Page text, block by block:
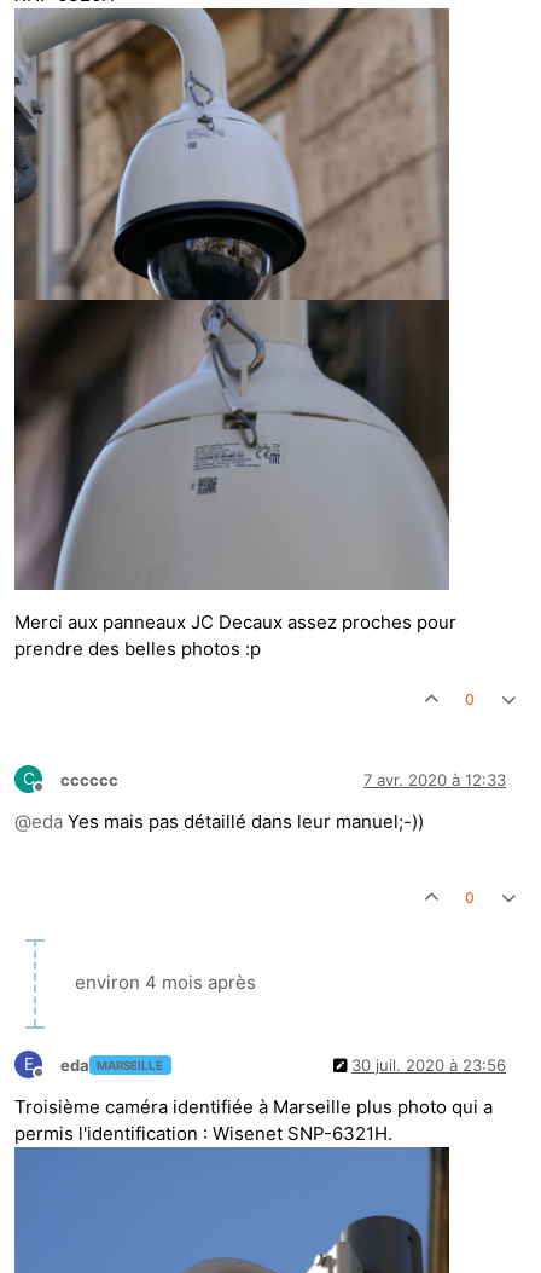
Merci aux panneaux JC Decaux assez proches pour
prendre des belles photos :p
0
C
Hors-ligne
cccccc 7 avr. 2020 à 12:33
@eda Yes mais pas détaillé dans leur manuel;-))
0
environ 4 mois après
E
Hors-ligne
eda MARSEILLE 30 juil. 2020 à 23:56
Troisième caméra identifiée à Marseille plus photo qui a
permis l'identification : Wisenet SNP-6321H.